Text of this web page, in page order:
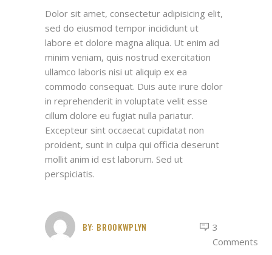
Dolor sit amet, consectetur adipisicing elit,
sed do eiusmod tempor incididunt ut
labore et dolore magna aliqua. Ut enim ad
minim veniam, quis nostrud exercitation
ullamco laboris nisi ut aliquip ex ea
commodo consequat. Duis aute irure dolor
in reprehenderit in voluptate velit esse
cillum dolore eu fugiat nulla pariatur.
Excepteur sint occaecat cupidatat non
proident, sunt in culpa qui officia deserunt
mollit anim id est laborum. Sed ut
perspiciatis.
BY: BROOKWPLYN
3
Comments